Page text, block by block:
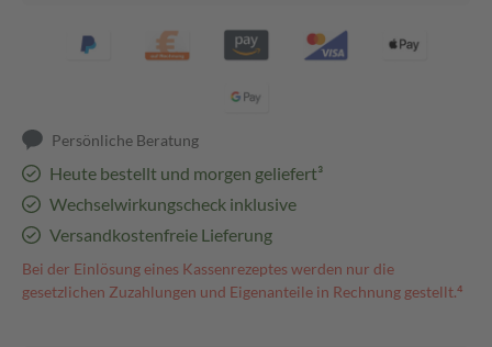
Persönliche Beratung
Heute bestellt und morgen geliefert³
Wechselwirkungscheck inklusive
Versandkostenfreie Lieferung
Bei der Einlösung eines Kassenrezeptes werden nur die
gesetzlichen Zuzahlungen und Eigenanteile in Rechnung gestellt.⁴